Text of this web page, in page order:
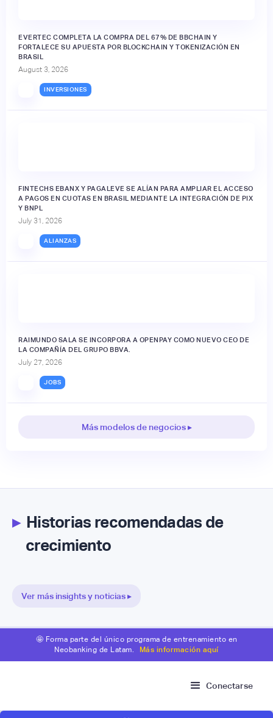
EVERTEC COMPLETA LA COMPRA DEL 67% DE BBCHAIN Y
FORTALECE SU APUESTA POR BLOCKCHAIN Y TOKENIZACIÓN EN
BRASIL
August 3, 2026
INVERSIONES
FINTECHS EBANX Y PAGALEVE SE ALÍAN PARA AMPLIAR EL ACCESO
A PAGOS EN CUOTAS EN BRASIL MEDIANTE LA INTEGRACIÓN DE PIX
Y BNPL
July 31, 2026
ALIANZAS
RAIMUNDO SALA SE INCORPORA A OPENPAY COMO NUEVO CEO DE
LA COMPAÑÍA DEL GRUPO BBVA.
July 27, 2026
JOBS
Más modelos de negocios ▸
▸Historias recomendadas de
crecimiento
Ver más insights y noticias ▸
🤩 Forma parte del único programa de entrenamiento en
Neobanking de Latam.
Más información aquí
Conectarse